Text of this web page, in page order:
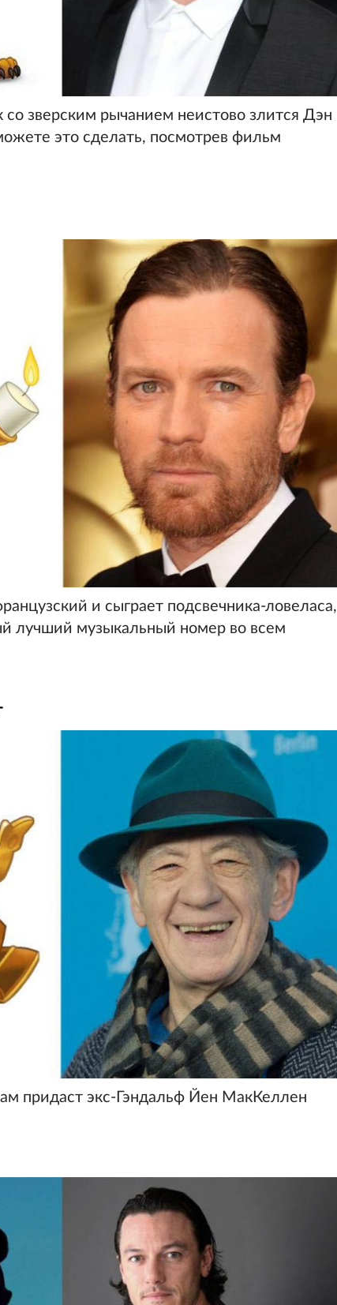
со зверским рычанием неистово злится Дэн
это сделать, посмотрев фильм
и сыграет подсвечника-ловеласа,
лучший музыкальный номер во всем
придаст экс-Гэндальф Йен МакКеллен